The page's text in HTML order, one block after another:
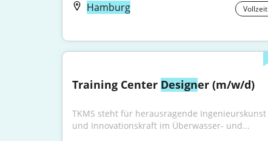
Hamburg
Vollzeit
Training Center Designer (m/w/d)
TKMS steht für herausragende Ingenieurskunst
und Innovationskraft im Überwasser- und...